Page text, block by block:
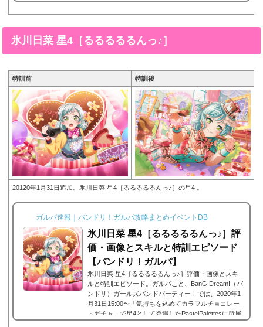
今回は、氷川日菜 星4［おそろいのTシャツ］画像と
Tシャツ］※画像をタップ/クリックで画像拡大可能■
特訓前■特訓後■SDステータス名前氷川日菜(ひかわひ
な)所属バンドPastel Palette...
氷川日菜 星4［るるるるるんっ♪］
特訓前 特訓後
20120年1月31日追加。氷川日菜 星4［るるるるるんっ♪］の星4 。
ガルパ速報｜バンドリ！ガルパ攻略まとめイベントDB
氷川日菜 星4［るるるるるんっ♪］評
価・画像とスキルと特訓エピソード
【バンドリ！ガルパ】
氷川日菜 星4［るるるるるんっ♪］評価・画像とスキ
ルと特訓エピソード。ガルパこと、BanG Dream!（バ
ンドリ）ガールズバンドパーティー！では、2020年1
月31日15:00〜「気持ちを込めてカラフルチョコレー
トガチャ」で星4として登場したPastelPalettesに所属